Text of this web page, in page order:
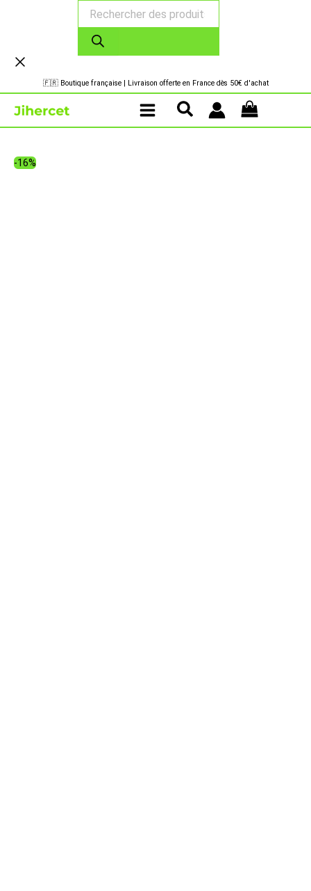
produits
🇫🇷 Boutique française | Livraison offerte en France dès 50€ d'achat
-16%